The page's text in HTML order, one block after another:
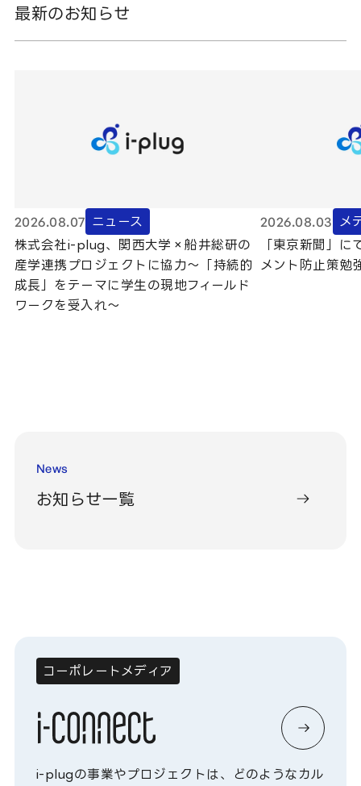
最新のお知らせ
2026.08.07 ニュース
株式会社i-plug、関西大学×船井総研の
産学連携プロジェクトに協力〜「持続的
成長」をテーマに学生の現地フィールド
ワークを受入れ〜
2026.08.03
メ
「東京新聞」に
メント防止策勉
News
お知らせ一覧
コーポレートメディア
i-plugの事業やプロジェクトは、どのようなカル